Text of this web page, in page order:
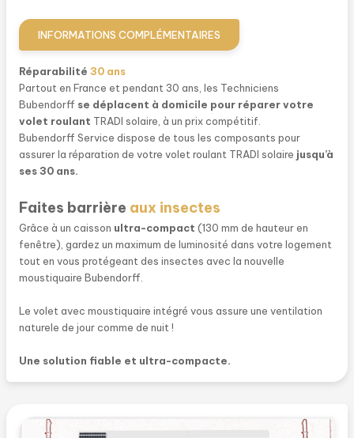
Pour la construction neuve, Bubendorff propose le volet roulant
TRADI solaire livré dans un caisson TITAN. Lecaisson est
que de l’extérieur.
Grâce à sa structure isolante et renforcées, le TRADI TITAN
offre une performance thermique exceptionnelle (jusqu’à
Up 0.26W/m²k avec doublage de 160).
INFORMATIONS COMPLÉMENTAIRES
Réparabilité 30 ans
Partout en France et pendant 30 ans, les Techniciens
Bubendorff se déplacent à domicile pour réparer votre
volet roulant TRADI solaire, à un prix compétitif.
Bubendorff Service dispose de tous les composants pour
assurer la réparation de votre volet roulant TRADI solaire jusqu’à
ses 30 ans.
Faites barrière aux insectes
Grâce à un caisson ultra-compact (130 mm de hauteur en
fenêtre), gardez un maximum de luminosité dans votre logement
tout en vous protégeant des insectes avec la nouvelle
moustiquaire Bubendorff.
Le volet avec moustiquaire intégré vous assure une ventilation
naturele de jour comme de nuit !
Une solution fiable et ultra-compacte.